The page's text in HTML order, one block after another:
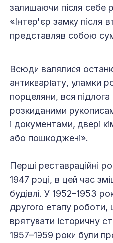
залишаючи після себе
«Інтер'єр замку після
представляв собою
Всюди валялися
антикваріату, уламки
порцеляни, вся підлога
розкиданими
і документами, двері
або пошкоджені».
Перші реставраційні
1947 році, в цей час
будівлі. У 1952–1953
другого етапу
врятувати історичну
1957–1959 роки були